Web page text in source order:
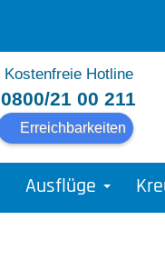
Kostenfreie Hotline
0800/21 00 211
Erreichbarkeiten
Ausflüge